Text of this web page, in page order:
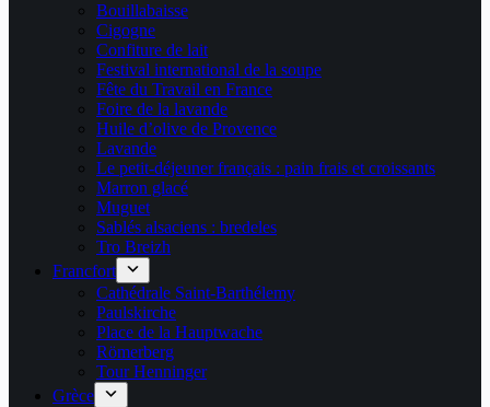
Bouillabaisse
Cigogne
Confiture de lait
Festival international de la soupe
Fête du Travail en France
Foire de la lavande
Huile d’olive de Provence
Lavande
Le petit-déjeuner français : pain frais et croissants
Marron glacé
Muguet
Sablés alsaciens : bredeles
Tro Breizh
Francfort
Cathédrale Saint-Barthélemy
Paulskirche
Place de la Hauptwache
Römerberg
Tour Henninger
Grèce